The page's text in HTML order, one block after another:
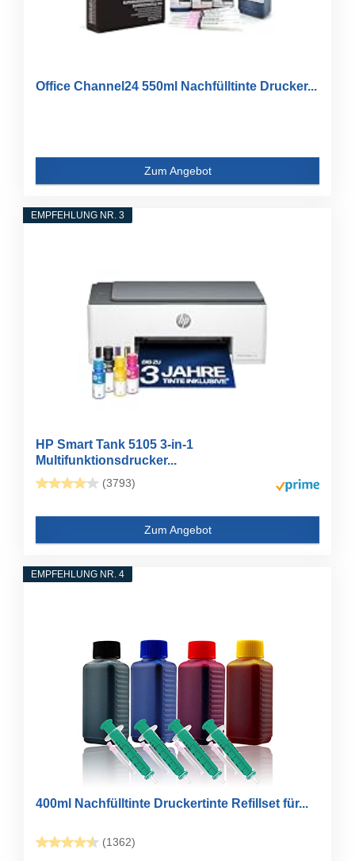
Office Channel24 550ml Nachfülltinte Drucker...
Zum Angebot
EMPFEHLUNG NR. 3
HP Smart Tank 5105 3-in-1
Multifunktionsdrucker...
(3793)
Zum Angebot
EMPFEHLUNG NR. 4
400ml Nachfülltinte Druckertinte Refillset für...
(1362)